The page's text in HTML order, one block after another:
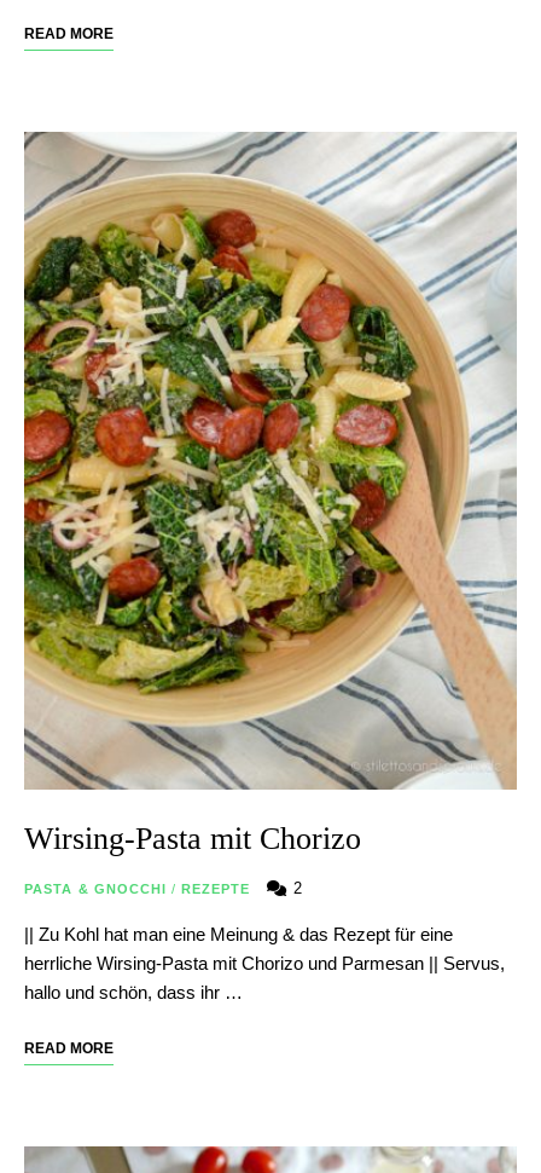
READ MORE
Wirsing-Pasta mit Chorizo
PASTA & GNOCCHI / REZEPTE 2
|| Zu Kohl hat man eine Meinung & das Rezept für eine
herrliche Wirsing-Pasta mit Chorizo und Parmesan || Servus,
hallo und schön, dass ihr …
READ MORE